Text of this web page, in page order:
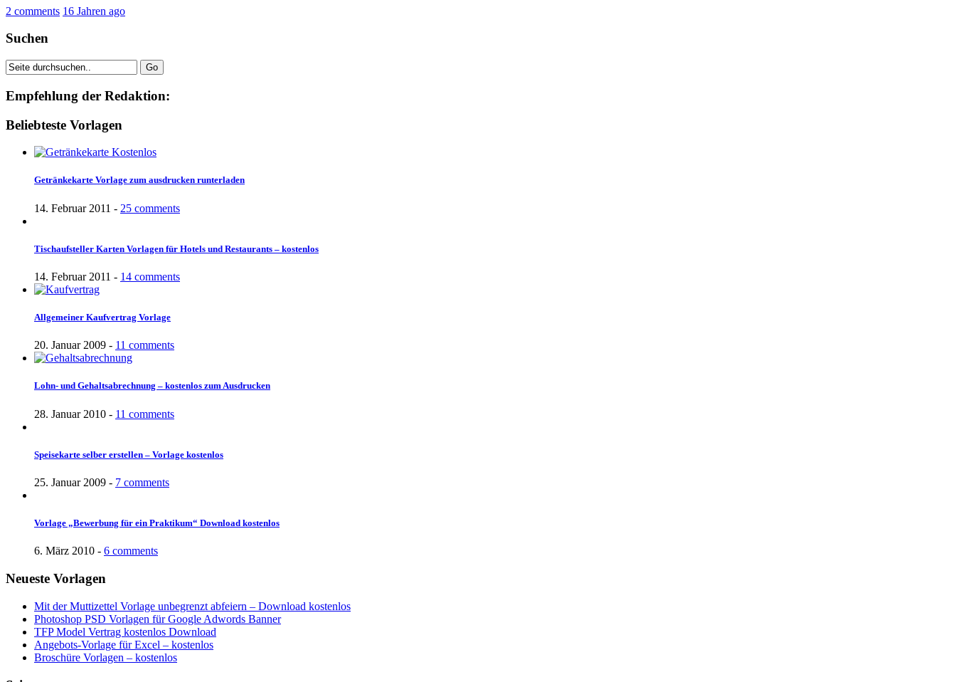
2 comments 16 Jahren ago
Suchen
Empfehlung der Redaktion:
Beliebteste Vorlagen
Getränkekarte Vorlage zum ausdrucken runterladen
14. Februar 2011 - 25 comments
Tischaufsteller Karten Vorlagen für Hotels und Restaurants – kostenlos
14. Februar 2011 - 14 comments
Allgemeiner Kaufvertrag Vorlage
20. Januar 2009 - 11 comments
Lohn- und Gehaltsabrechnung – kostenlos zum Ausdrucken
28. Januar 2010 - 11 comments
Speisekarte selber erstellen – Vorlage kostenlos
25. Januar 2009 - 7 comments
Vorlage „Bewerbung für ein Praktikum“ Download kostenlos
6. März 2010 - 6 comments
Neueste Vorlagen
Mit der Muttizettel Vorlage unbegrenzt abfeiern – Download kostenlos
Photoshop PSD Vorlagen für Google Adwords Banner
TFP Model Vertrag kostenlos Download
Angebots-Vorlage für Excel – kostenlos
Broschüre Vorlagen – kostenlos